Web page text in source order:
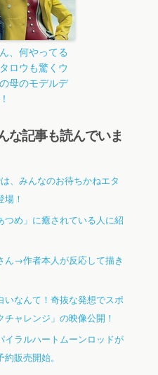
ん、何やってる
ロウも驚くウ
母のモデルデ
な記事も読んでいま
、みんなのお待ちかねエタ
！
め」に癒されている人に紹
ん→作者本人が反応して描き
いなんて！奇抜な発想でスポ
ャレンジ」の映像公開！
イラルハートムーンロッドが
販売開始。